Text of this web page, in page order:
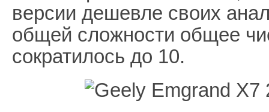
версии дешевле своих
общей сложности общее
сократилось до 10.